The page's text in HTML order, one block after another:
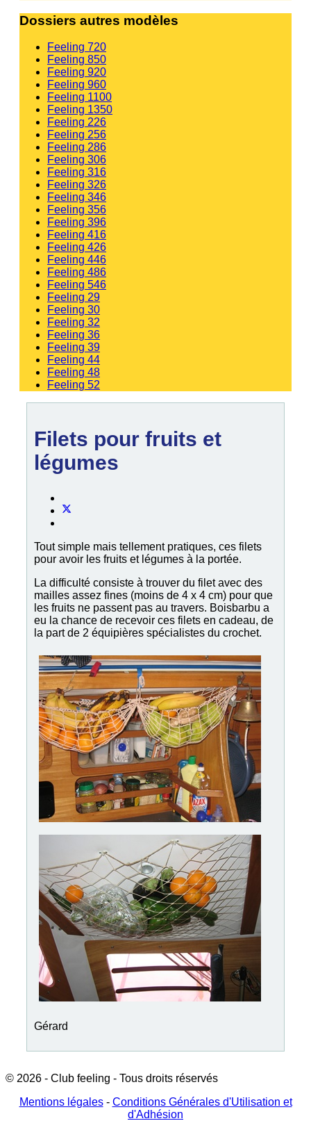
Dossiers autres modèles
Feeling 720
Feeling 850
Feeling 920
Feeling 960
Feeling 1100
Feeling 1350
Feeling 226
Feeling 256
Feeling 286
Feeling 306
Feeling 316
Feeling 326
Feeling 346
Feeling 356
Feeling 396
Feeling 416
Feeling 426
Feeling 446
Feeling 486
Feeling 546
Feeling 29
Feeling 30
Feeling 32
Feeling 36
Feeling 39
Feeling 44
Feeling 48
Feeling 52
Filets pour fruits et
légumes
Tout simple mais tellement pratiques, ces filets
pour avoir les fruits et légumes à la portée.
La difficulté consiste à trouver du filet avec des
mailles assez fines (moins de 4 x 4 cm) pour que
les fruits ne passent pas au travers. Boisbarbu a
eu la chance de recevoir ces filets en cadeau, de
la part de 2 équipières spécialistes du crochet.
Gérard
© 2026 - Club feeling - Tous droits réservés
Mentions légales- Conditions Générales d'Utilisation et
d'Adhésion